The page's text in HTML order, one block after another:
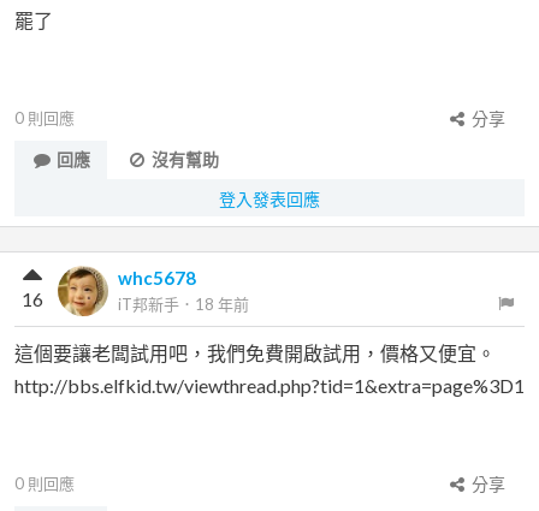
罷了
0 則回應
分享
回應
沒有幫助
登入發表回應
whc5678
iT邦新手 ． 18 年前
16
這個要讓老闆試用吧，我們免費開啟試用，價格又便宜。
http://bbs.elfkid.tw/viewthread.php?tid=1&extra=page%3D1
0 則回應
分享